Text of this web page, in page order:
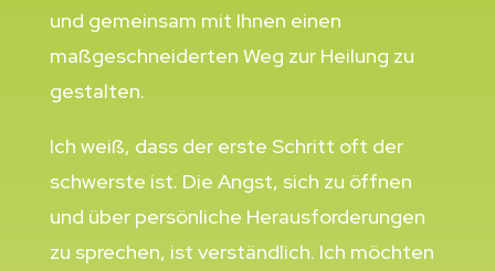
und gemeinsam mit Ihnen einen
maßgeschneiderten Weg zur Heilung zu
gestalten.
Ich weiß, dass der erste Schritt oft der
schwerste ist. Die Angst, sich zu öffnen
und über persönliche Herausforderungen
zu sprechen, ist verständlich. Ich möchten